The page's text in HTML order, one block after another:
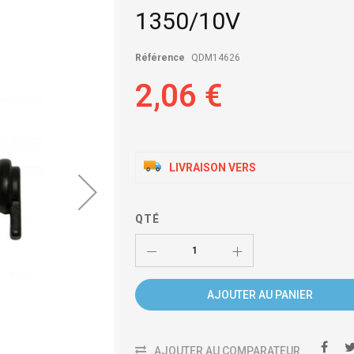
1350/10V
Référence QDM14626
2,06 €
LIVRAISON VERS
QTÉ
AJOUTER AU PANIER
AJOUTER AU COMPARATEUR